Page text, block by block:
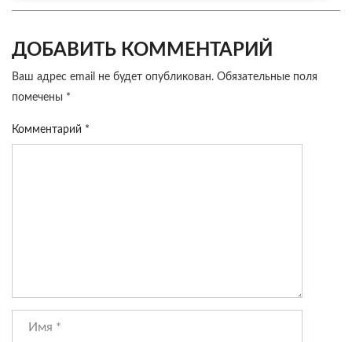
ДОБАВИТЬ КОММЕНТАРИЙ
Ваш адрес email не будет опубликован. Обязательные поля
помечены *
Комментарий *